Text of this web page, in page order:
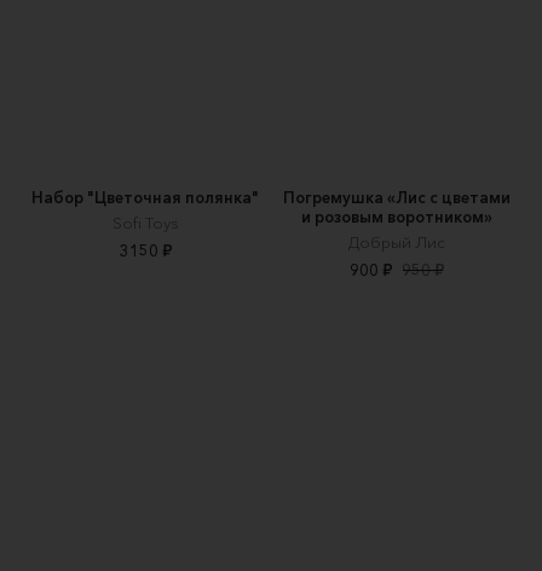
Набор "Цветочная полянка"
Sofi Toys
3150 ₽
Погремушка «Лис с цветами
и розовым воротником»
Добрый Лис
900 ₽ 950 ₽